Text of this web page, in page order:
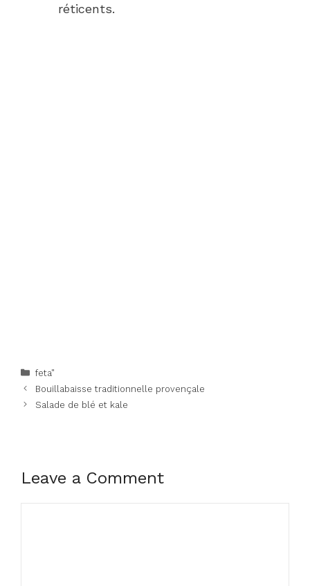
réticents.
Categories
feta"
Bouillabaisse traditionnelle provençale
Salade de blé et kale
Leave a Comment